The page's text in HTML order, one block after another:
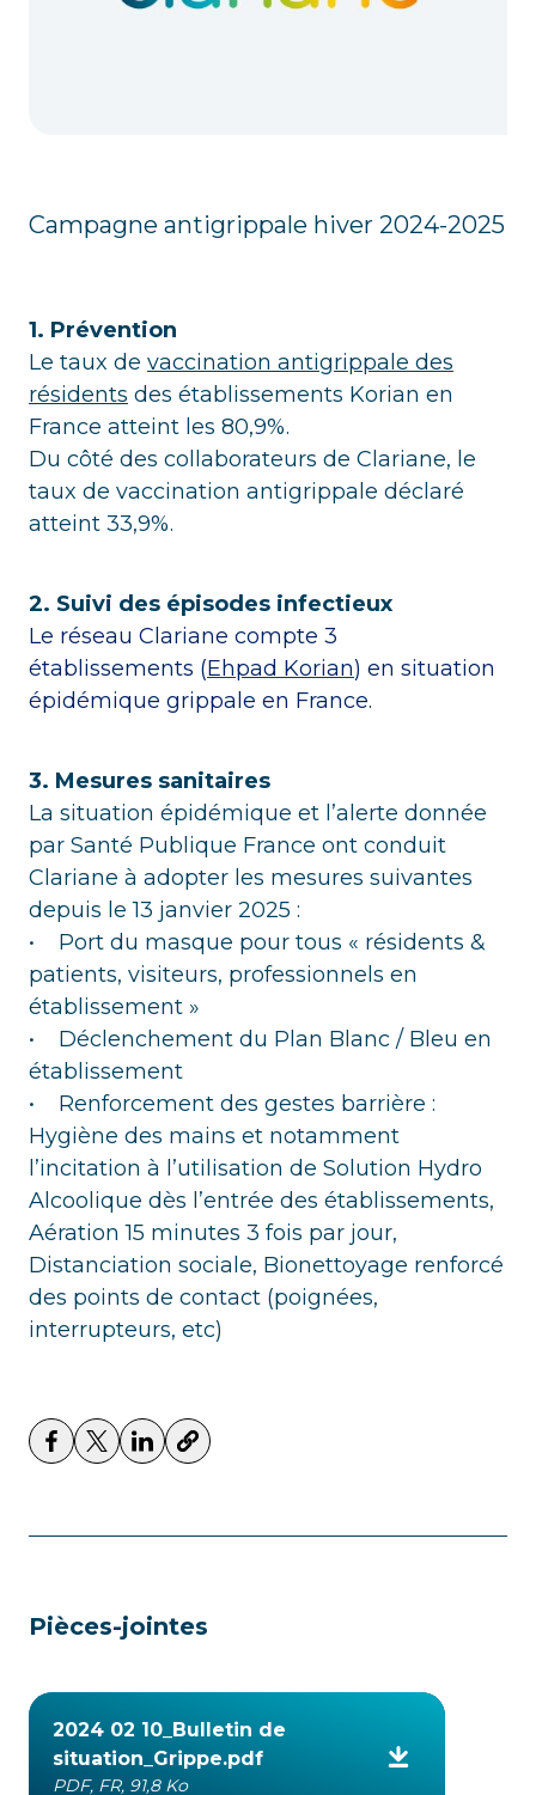
Campagne antigrippale hiver 2024-2025
1. Prévention
Le taux de vaccination antigrippale des
résidents des établissements Korian en
France atteint les 80,9%.
Du côté des collaborateurs de Clariane, le
taux de vaccination antigrippale déclaré
atteint 33,9%.
2. Suivi des épisodes infectieux
Le réseau Clariane compte 3
établissements (Ehpad Korian) en situation
épidémique grippale en France.
3. Mesures sanitaires
La situation épidémique et l’alerte donnée
par Santé Publique France ont conduit
Clariane à adopter les mesures suivantes
depuis le 13 janvier 2025 :
• Port du masque pour tous « résidents &
patients, visiteurs, professionnels en
établissement »
• Déclenchement du Plan Blanc / Bleu en
établissement
• Renforcement des gestes barrière :
Hygiène des mains et notamment
l’incitation à l’utilisation de Solution Hydro
Alcoolique dès l’entrée des établissements,
Aération 15 minutes 3 fois par jour,
Distanciation sociale, Bionettoyage renforcé
des points de contact (poignées,
interrupteurs, etc)
Pièces-jointes
2024 02 10_Bulletin de
situation_Grippe.pdf
PDF, FR, 91,8 Ko